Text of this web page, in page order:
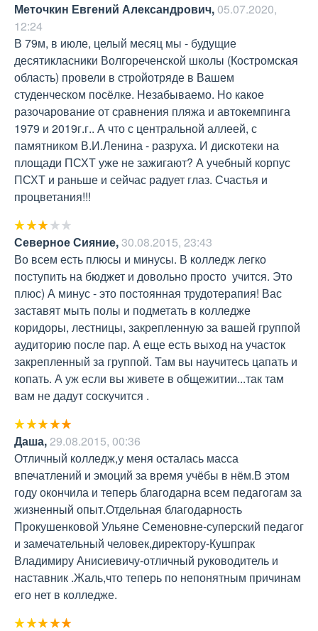
Меточкин Евгений Александрович,05.07.2020,
12:24
В 79м, в июле, целый месяц мы - будущие
десятикласники Волгореченской школы (Костромская
область) провели в стройотряде в Вашем
студенческом посёлке. Незабываемо. Но какое
разочарование от сравнения пляжа и автокемпинга
1979 и 2019г.г.. А что с центральной аллеей, с
памятником В.И.Ленина - разруха. И дискотеки на
площади ПСХТ уже не зажигают? А учебный корпус
ПСХТ и раньше и сейчас радует глаз. Счастья и
процветания!!!
Северное Сияние,30.08.2015, 23:43
Во всем есть плюсы и минусы. В колледж легко
поступить на бюджет и довольно просто  учится. Это
плюс) А минус - это постоянная трудотерапия! Вас
заставят мыть полы и подметать в колледже
коридоры, лестницы, закрепленную за вашей группой
аудиторию после пар. А еще есть выход на участок
закрепленный за группой. Там вы научитесь цапать и
копать. А уж если вы живете в общежитии...так там
вам не дадут соскучится .
Даша,29.08.2015, 00:36
Отличный колледж,у меня осталась масса
впечатлений и эмоций за время учёбы в нём.В этом
году окончила и теперь благодарна всем педагогам за
жизненный опыт.Отдельная благодарность
Прокушенковой Ульяне Семеновне-суперский педагог
и замечательный человек,директору-Кушпрак
Владимиру Анисиевичу-отличный руководитель и
наставник .Жаль,что теперь по непонятным причинам
его нет в колледже.